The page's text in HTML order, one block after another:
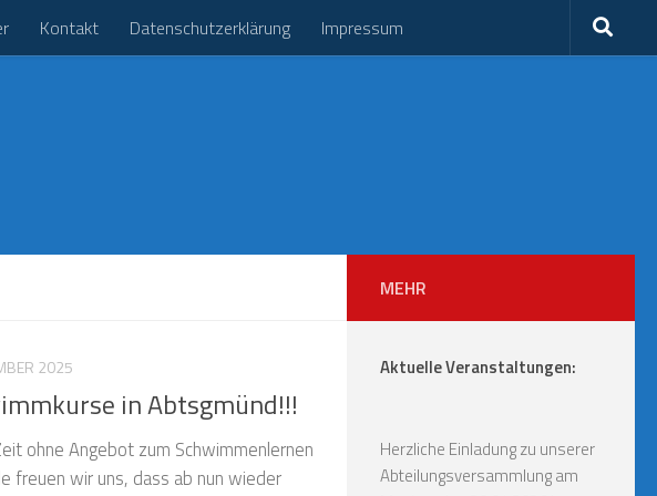
Kontakt Datenschutzerklärung Impressum
2025
in Abtsgmünd!!!
ohne Angebot zum Schwimmenlernen
freuen wir uns, dass ab nun wieder
MEHR
Aktuelle Veranstaltungen:
Herzliche Einladung zu unserer
Abteilungsversammlung am